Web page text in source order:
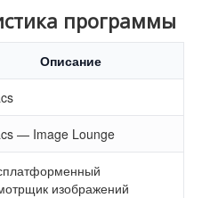
программы
Описание
— Image Lounge
изображений